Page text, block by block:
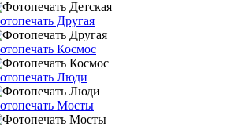
Другая
Космос
Люди
Мосты